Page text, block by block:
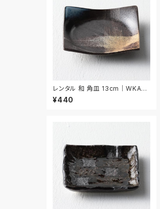
レンタル 和 角皿 13cm｜WKA03
1
¥440